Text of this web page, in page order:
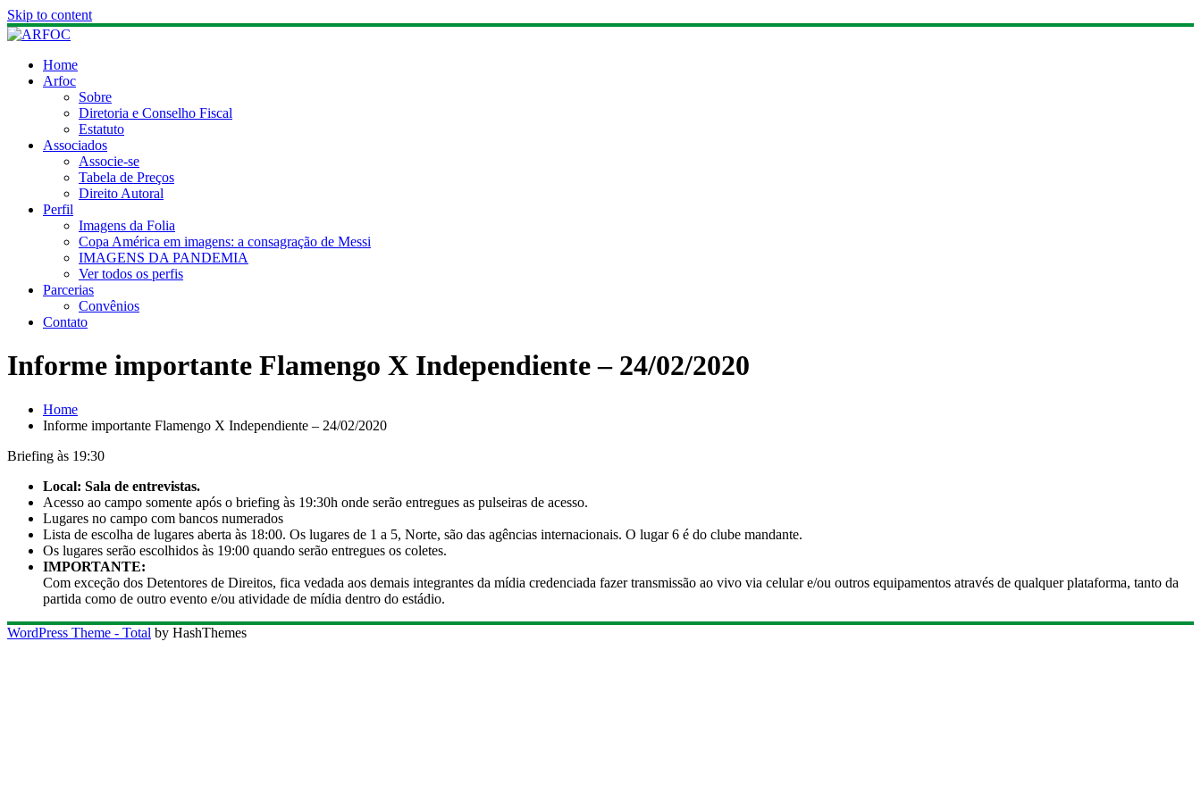
Skip to content
Home
Arfoc
Sobre
Diretoria e Conselho Fiscal
Estatuto
Associados
Associe-se
Tabela de Preços
Direito Autoral
Perfil
Imagens da Folia
Copa América em imagens: a consagração de Messi
IMAGENS DA PANDEMIA
Ver todos os perfis
Parcerias
Convênios
Contato
Informe importante Flamengo X Independiente – 24/02/2020
Home
Informe importante Flamengo X Independiente – 24/02/2020
Briefing às 19:30
Local: Sala de entrevistas.
Acesso ao campo somente após o briefing às 19:30h onde serão entregues as pulseiras de acesso.
Lugares no campo com bancos numerados
Lista de escolha de lugares aberta às 18:00. Os lugares de 1 a 5, Norte, são das agências internacionais. O lugar 6 é do clube mandante.
Os lugares serão escolhidos às 19:00 quando serão entregues os coletes.
IMPORTANTE:
Com exceção dos Detentores de Direitos, fica vedada aos demais integrantes da mídia credenciada fazer transmissão ao vivo via celular e/ou outros equipamentos através de qualquer plataforma, tanto da
partida como de outro evento e/ou atividade de mídia dentro do estádio.
WordPress Theme - Total by HashThemes